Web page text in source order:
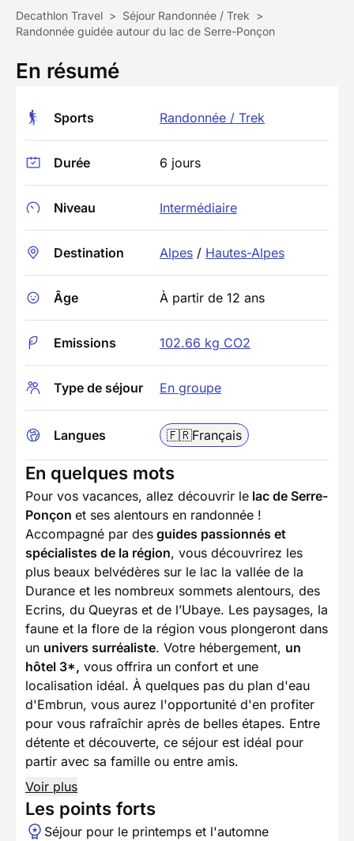
Decathlon Travel > Séjour Randonnée / Trek >
Randonnée guidée autour du lac de Serre-Ponçon
En résumé
Sports Randonnée / Trek
Durée 6 jours
Niveau Intermédiaire
Destination Alpes / Hautes-Alpes
Âge À partir de 12 ans
Emissions 102.66 kg CO2
Type de séjour En groupe
Langues 🇫🇷Français
En quelques mots
Pour vos vacances, allez découvrir le lac de Serre-
Ponçon et ses alentours en randonnée !
Accompagné par des guides passionnés et
spécialistes de la région, vous découvrirez les
plus beaux belvédères sur le lac la vallée de la
Durance et les nombreux sommets alentours, des
Ecrins, du Queyras et de l’Ubaye. Les paysages, la
faune et la flore de la région vous plongeront dans
un univers surréaliste. Votre hébergement, un
hôtel 3*, vous offrira un confort et une
localisation idéal. À quelques pas du plan d'eau
d'Embrun, vous aurez l'opportunité d'en profiter
pour vous rafraîchir après de belles étapes. Entre
détente et découverte, ce séjour est idéal pour
partir avec sa famille ou entre amis.
Voir plus
Les points forts
Séjour pour le printemps et l'automne